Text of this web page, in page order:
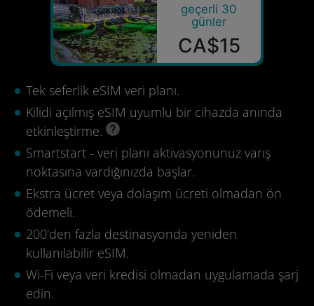
geçerli 30
günler
CA$15
Tek seferlik eSIM veri planı.
Kilidi açılmış eSIM uyumlu bir cihazda anında
etkinleştirme.
Smartstart - veri planı aktivasyonunuz varış
noktasına vardığınızda başlar.
Ekstra ücret veya dolaşım ücreti olmadan ön
ödemeli.
200'den fazla destinasyonda yeniden
kullanılabilir eSIM.
Wi-Fi veya veri kredisi olmadan uygulamada şarj
edin.